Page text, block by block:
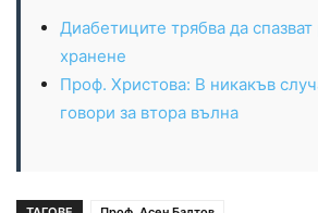
Диабетиците трябва да
хранене
Проф. Христова: В никакъв
говори за втора вълна